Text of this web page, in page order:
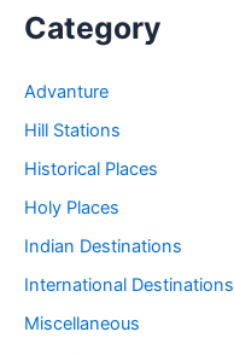
Category
Advanture
Hill Stations
Historical Places
Holy Places
Indian Destinations
International Destinations
Miscellaneous